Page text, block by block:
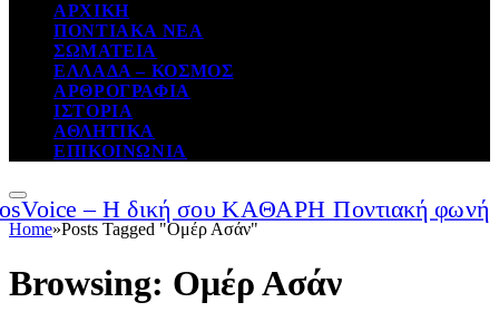
ΑΡΧΙΚΗ
ΠΟΝΤΙΑΚΑ ΝΕΑ
ΣΩΜΑΤΕΙΑ
ΕΛΛΑΔΑ – ΚΟΣΜΟΣ
ΑΡΘΡΟΓΡΑΦΙΑ
ΙΣΤΟΡΙΑ
ΑΘΛΗΤΙΚΑ
ΕΠΙΚΟΙΝΩΝΙΑ
Home»Posts Tagged "Ομέρ Ασάν"
Browsing: Ομέρ Ασάν